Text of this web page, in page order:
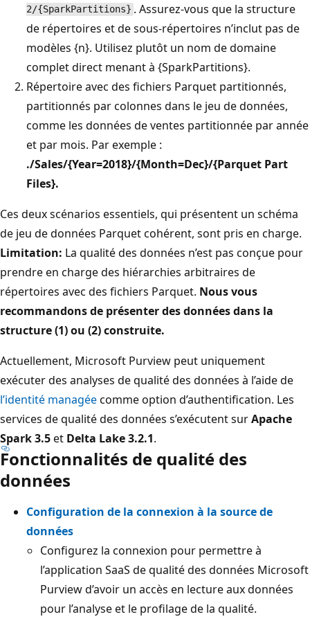
2/{SparkPartitions} . Assurez-vous que la structure
de répertoires et de sous-répertoires n’inclut pas de
modèles {n}. Utilisez plutôt un nom de domaine
complet direct menant à {SparkPartitions}.
Répertoire avec des fichiers Parquet partitionnés,
partitionnés par colonnes dans le jeu de données,
comme les données de ventes partitionnée par année
et par mois. Par exemple :
./Sales/{Year=2018}/{Month=Dec}/{Parquet Part
Files}.
Ces deux scénarios essentiels, qui présentent un schéma
de jeu de données Parquet cohérent, sont pris en charge.
Limitation: La qualité des données n’est pas conçue pour
prendre en charge des hiérarchies arbitraires de
répertoires avec des fichiers Parquet. Nous vous
recommandons de présenter des données dans la
structure (1) ou (2) construite.
Actuellement, Microsoft Purview peut uniquement
exécuter des analyses de qualité des données à l’aide de
l’identité managéecomme option d’authentification. Les
services de qualité des données s’exécutent surApache
Spark 3.5et Delta Lake 3.2.1.
Fonctionnalités de qualité des
données
Configuration de la connexion à la source de
données
Configurez la connexion pour permettre à
l’application SaaS de qualité des données Microsoft
Purview d’avoir un accès en lecture aux données
pour l’analyse et le profilage de la qualité.